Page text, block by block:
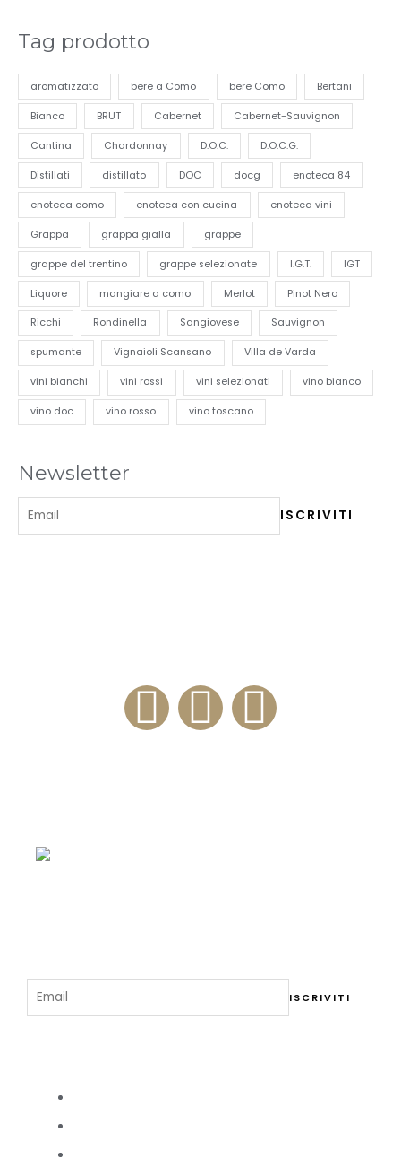
Tag prodotto
aromatizzato bere a Como bere Como Bertani
Bianco BRUT Cabernet Cabernet-Sauvignon
Cantina Chardonnay D.O.C. D.O.C.G.
Distillati distillato DOC docg enoteca 84
enoteca como enoteca con cucina enoteca vini
Grappa grappa gialla grappe
grappe del trentino grappe selezionate I.G.T. IGT
Liquore mangiare a como Merlot Pinot Nero
Ricchi Rondinella Sangiovese Sauvignon
spumante Vignaioli Scansano Villa de Varda
vini bianchi vini rossi vini selezionati vino bianco
vino doc vino rosso vino toscano
Newsletter